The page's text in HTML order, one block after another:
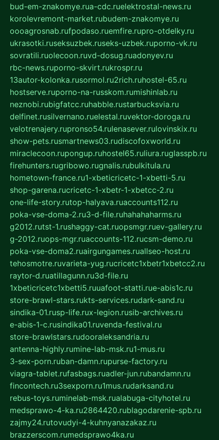
bud-em-znakomye.rua-cdc.ruelektrostal-news.ru
korolevremont-market.rubudem-znakomye.ru
oooagrosnab.rufpodaso.ruemfire.rupro-otdelky.ru
ukrasotki.ruseksuzbek.ruseks-uzbek.ruporno-vk.ru
sovratili.ruolecoon.ruvd-dosug.ruadonyev.ru
rbc-news.ruporno-skvirt.rukrospr.ru
13autor-kolonka.rusormol.ru2rich.ruhostel-65.ru
hostserve.ruporno-na-russkom.rumishinlab.ru
neznobi.rubigfatcc.ruhabble.rustarbucksvia.ru
delfinet.rusilvernano.ruelestal.ruvektor-doroga.ru
velotrenajery.rupronso54.rulenasever.rulovinskix.ru
show-pets.rusmartnews03.rudiscofoxworld.ru
miraclecoon.rupongup.ruhostel65.ruliura.ruglasspb.ru
firehunters.rugribowo.rugnalis.rubulkitula.ru
hometown-france.ru1-xbeticricetc-1-xbetti-5.ru
shop-garena.rucricetc-1-xbetr-1-xbetcc-2.ru
one-life-story.rutop-halyava.ruaccounts112.ru
poka-vse-doma-2.ru3-d-file.ruhahahaharms.ru
g2012.rutst-1.rushaggy-cat.ruopsmgr.ruev-gallery.ru
g-2012.ruops-mgr.ruaccounts-112.rucsm-demo.ru
poka-vse-doma2.ruairgungames.ruallseo-host.ru
tehosmotre.ruvarieta-yug.rucricetc1xbetr1xbetcc2.ru
raytor-d.ruatillagunn.ru3d-file.ru
1xbeticricetc1xbetti5.ruuafoot-statti.rue-abis1c.ru
store-brawl-stars.rukts-services.rudark-sand.ru
sindika-01.rusp-life.rux-legion.rusib-archives.ru
e-abis-1-c.rusindika01.ruvenda-festival.ru
store-brawlstars.rudooraleksandria.ru
antenna-highly.rumine-lab-msk.ru1-mus.ru
3-sex-porn.ruban-damn.rupurse-factory.ru
viagra-tablet.rufasbags.ruadler-jun.rubandamn.ru
fincontech.ru3sexporn.ru1mus.rudarksand.ru
rebus-toys.ruminelab-msk.rualabuga-cityhotel.ru
medsprawo-4-ka.ru2864420.rublagodarenie-spb.ru
zajmy24.rutovudyi-4-kuhnyanazakaz.ru
brazzerscom.rumedsprawo4ka.ru